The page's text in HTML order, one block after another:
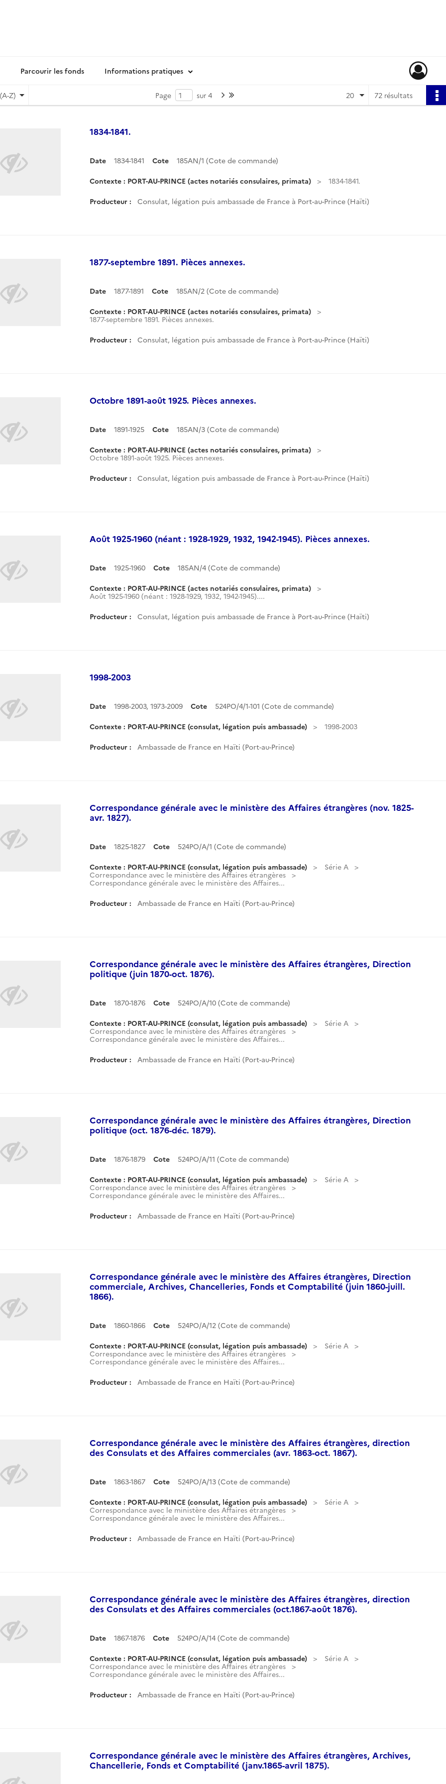
Parcourir les fonds Informations pratiques
Z) Page sur 4 Page suivante : 1/4 72 résultats
20
1834-1841.
Date 1834-1841 Cote 185AN/1 (Cote de commande)
Contexte : PORT-AU-PRINCE (actes notariés consulaires, primata) 1834-1841.
Producteur : Consulat, légation puis ambassade de France à Port-au-Prince (Haïti)
1877-septembre 1891. Pièces annexes.
Date 1877-1891 Cote 185AN/2 (Cote de commande)
Contexte : PORT-AU-PRINCE (actes notariés consulaires, primata)
1877-septembre 1891. Pièces annexes.
Producteur : Consulat, légation puis ambassade de France à Port-au-Prince (Haïti)
Octobre 1891-août 1925. Pièces annexes.
Date 1891-1925 Cote 185AN/3 (Cote de commande)
Contexte : PORT-AU-PRINCE (actes notariés consulaires, primata)
Octobre 1891-août 1925. Pièces annexes.
Producteur : Consulat, légation puis ambassade de France à Port-au-Prince (Haïti)
Août 1925-1960 (néant : 1928-1929, 1932, 1942-1945). Pièces annexes.
Date 1925-1960 Cote 185AN/4 (Cote de commande)
Contexte : PORT-AU-PRINCE (actes notariés consulaires, primata)
Août 1925-1960 (néant : 1928-1929, 1932, 1942-1945)....
Producteur : Consulat, légation puis ambassade de France à Port-au-Prince (Haïti)
1998-2003
Date 1998-2003, 1973-2009 Cote 524PO/4/1-101 (Cote de commande)
Contexte : PORT-AU-PRINCE (consulat, légation puis ambassade) 1998-2003
Producteur : Ambassade de France en Haïti (Port-au-Prince)
Correspondance générale avec le ministère des Affaires étrangères (nov. 1825-
avr. 1827).
Date 1825-1827 Cote 524PO/A/1 (Cote de commande)
Contexte : PORT-AU-PRINCE (consulat, légation puis ambassade)
Série A
Correspondance avec le ministère des Affaires étrangères
Correspondance générale avec le ministère des Affaires...
Producteur : Ambassade de France en Haïti (Port-au-Prince)
Correspondance générale avec le ministère des Affaires étrangères, Direction
politique (juin 1870-oct. 1876).
Date 1870-1876 Cote 524PO/A/10 (Cote de commande)
Contexte : PORT-AU-PRINCE (consulat, légation puis ambassade)
Série A
Correspondance avec le ministère des Affaires étrangères
Correspondance générale avec le ministère des Affaires...
Producteur : Ambassade de France en Haïti (Port-au-Prince)
Correspondance générale avec le ministère des Affaires étrangères, Direction
politique (oct. 1876-déc. 1879).
Date 1876-1879 Cote 524PO/A/11 (Cote de commande)
Contexte : PORT-AU-PRINCE (consulat, légation puis ambassade)
Série A
Correspondance avec le ministère des Affaires étrangères
Correspondance générale avec le ministère des Affaires...
Producteur : Ambassade de France en Haïti (Port-au-Prince)
Correspondance générale avec le ministère des Affaires étrangères, Direction
commerciale, Archives, Chancelleries, Fonds et Comptabilité (juin 1860-juill.
1866).
Date 1860-1866 Cote 524PO/A/12 (Cote de commande)
Contexte : PORT-AU-PRINCE (consulat, légation puis ambassade)
Série A
Correspondance avec le ministère des Affaires étrangères
Correspondance générale avec le ministère des Affaires...
Producteur : Ambassade de France en Haïti (Port-au-Prince)
Correspondance générale avec le ministère des Affaires étrangères, direction
des Consulats et des Affaires commerciales (avr. 1863-oct. 1867).
Date 1863-1867 Cote 524PO/A/13 (Cote de commande)
Contexte : PORT-AU-PRINCE (consulat, légation puis ambassade)
Série A
Correspondance avec le ministère des Affaires étrangères
Correspondance générale avec le ministère des Affaires...
Producteur : Ambassade de France en Haïti (Port-au-Prince)
Correspondance générale avec le ministère des Affaires étrangères, direction
des Consulats et des Affaires commerciales (oct.1867-août 1876).
Date 1867-1876 Cote 524PO/A/14 (Cote de commande)
Contexte : PORT-AU-PRINCE (consulat, légation puis ambassade)
Série A
Correspondance avec le ministère des Affaires étrangères
Correspondance générale avec le ministère des Affaires...
Producteur : Ambassade de France en Haïti (Port-au-Prince)
Correspondance générale avec le ministère des Affaires étrangères, Archives,
Chancellerie, Fonds et Comptabilité (janv.1865-avril 1875).